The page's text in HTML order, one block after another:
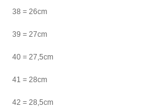
38 = 26cm
39 = 27cm
40 = 27,5cm
41 = 28cm
42 = 28,5cm